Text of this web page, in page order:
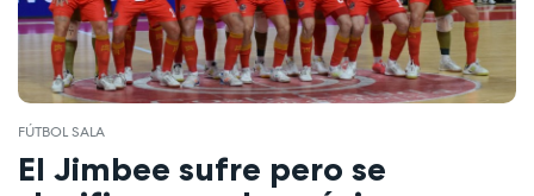
FÚTBOL SALA
El Jimbee sufre pero se